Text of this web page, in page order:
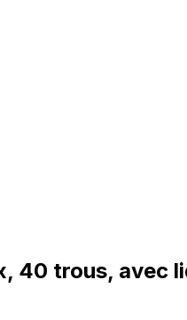
40 trous, avec